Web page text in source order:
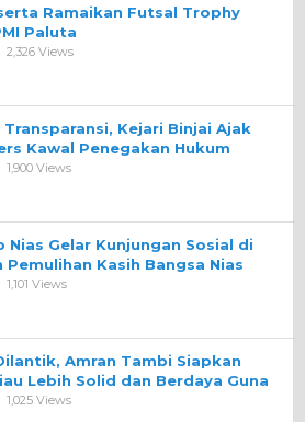
Ramaikan Futsal Trophy
Paluta
2,326 Views
Transparansi, Kejari Binjai Ajak
Kawal Penegakan Hukum
1,900 Views
Nias Gelar Kunjungan Sosial di
Pemulihan Kasih Bangsa Nias
1,101 Views
Amran Tambi Siapkan
Lebih Solid dan Berdaya Guna
1,025 Views